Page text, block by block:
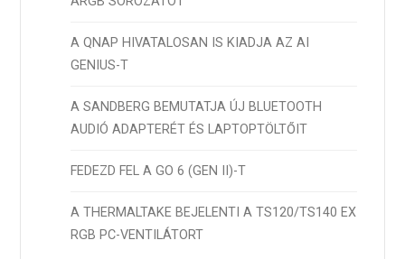
A QNAP HIVATALOSAN IS KIADJA AZ AI
GENIUS-T
A SANDBERG BEMUTATJA ÚJ BLUETOOTH
AUDIÓ ADAPTERÉT ÉS LAPTOPTÖLTŐIT
FEDEZD FEL A GO 6 (GEN II)-T
A THERMALTAKE BEJELENTI A TS120/TS140 EX
RGB PC-VENTILÁTORT